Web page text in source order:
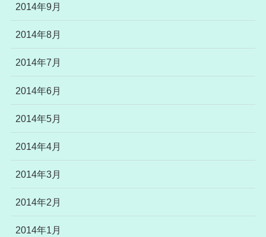
2014年9月
2014年8月
2014年7月
2014年6月
2014年5月
2014年4月
2014年3月
2014年2月
2014年1月